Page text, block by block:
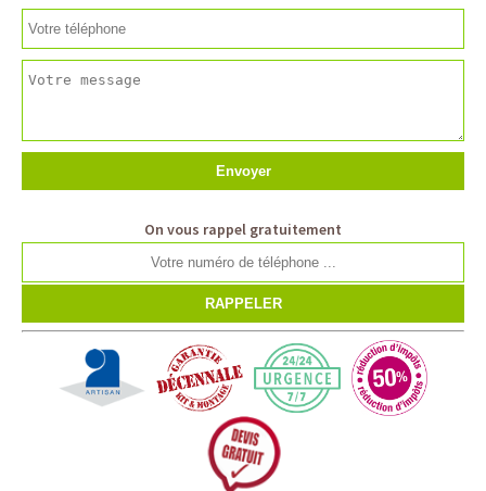
On vous rappel gratuitement